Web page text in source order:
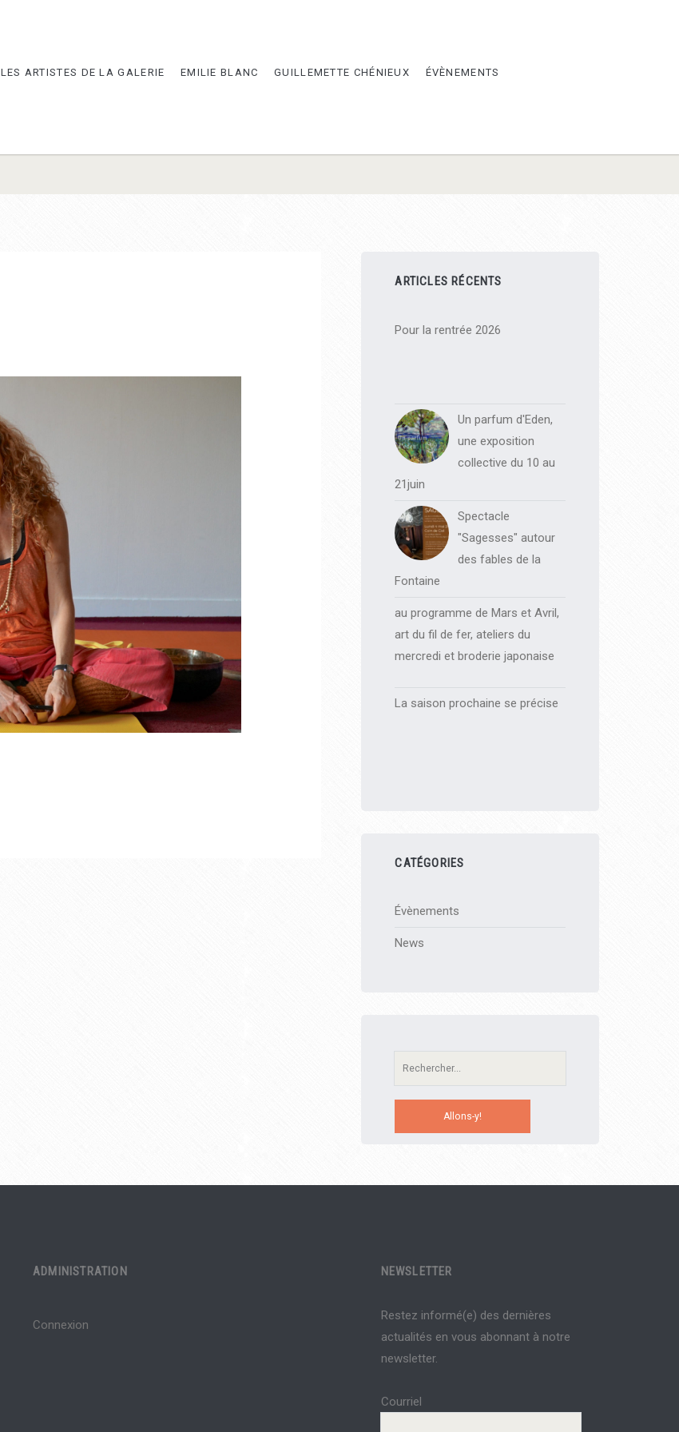
LES ARTISTES DE LA GALERIE EMILIE BLANC GUILLEMETTE CHÉNIEUX ÉVÈNEMENTS
Barre
principale
ARTICLES RÉCENTS
Pour la rentrée 2026
Un parfum d'Eden,
une exposition
collective du 10 au
21juin
Spectacle
"Sagesses" autour
des fables de la
Fontaine
au programme de Mars et Avril,
art du fil de fer, ateliers du
mercredi et broderie japonaise
La saison prochaine se précise
CATÉGORIES
Évènements
News
Recherche:
ADMINISTRATION
Connexion
NEWSLETTER
Restez informé(e) des dernières
actualités en vous abonnant à notre
newsletter.
Courriel